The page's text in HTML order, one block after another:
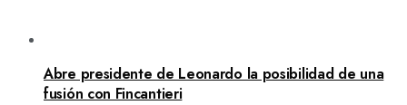
Abre presidente de Leonardo la posibilidad de una
fusión con Fincantieri